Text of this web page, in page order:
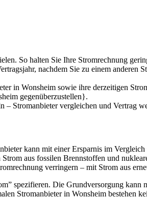
So halten Sie Ihre Stromrechnung
nachdem Sie zu einem anderen
in Wonsheim sowie ihre derzeitigen
gegenüberzustellen}.
– Stromanbieter vergleichen und Vertrag
kann mit einer Ersparnis im
aus fossilen Brennstoffen und
verringern – mit Strom aus
spezifieren. Die Grundversorgung kann
Stromanbieter in Wonsheim bestehen